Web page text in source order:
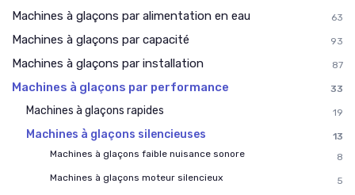
Machines à glaçons par alimentation en eau 63
Machines à glaçons par capacité 93
Machines à glaçons par installation 87
Machines à glaçons par performance 33
Machines à glaçons rapides 19
Machines à glaçons silencieuses
13
Machines à glaçons faible nuisance sonore
8
Machines à glaçons moteur silencieux
5